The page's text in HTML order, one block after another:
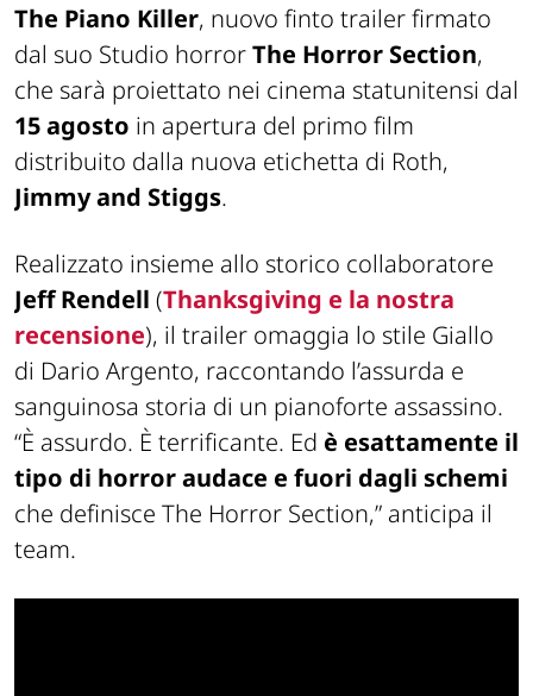
The Piano Killer, nuovo finto trailer firmato
dal suo Studio horrorThe Horror Section,
che sarà proiettato nei cinema statunitensi dal
15 agosto in apertura del primo film
distribuito dalla nuova etichetta di Roth,
Jimmy and Stiggs.
Realizzato insieme allo storico collaboratore
Jeff Rendell (Thanksgiving e la nostra
recensione), il trailer omaggia lo stile Giallo
di Dario Argento, raccontando l’assurda e
sanguinosa storia di un pianoforte assassino.
“È assurdo. È terrificante. Ed è esattamente il
tipo di horror audace e fuori dagli schemi
che definisce The Horror Section,” anticipa il
team.